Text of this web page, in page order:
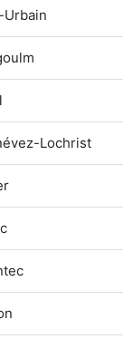
Urbain
Lochrist